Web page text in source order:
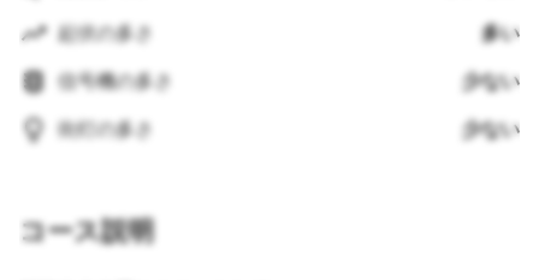
起伏の多さ 多い
信号機の多さ 少ない
街灯の多さ 少ない
コース説明